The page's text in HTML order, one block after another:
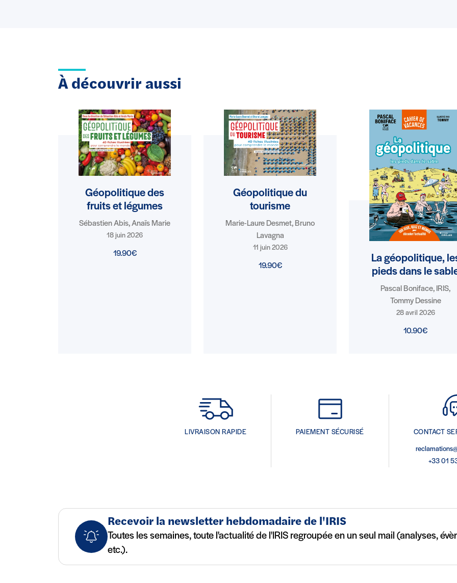
À découvrir aussi
Géopolitique des
fruits et légumes
Sébastien Abis, Anaïs Marie
18 juin 2026
19.90€
Géopolitique du
tourisme
Marie-Laure Desmet, Bruno
Lavagna
11 juin 2026
19.90€
La géopolitique,
pieds dans le
Pascal Boniface, IRIS,
Tommy Dessine
28 avril 2026
10.90€
LIVRAISON RAPIDE PAIEMENT SÉCURISÉ CONTACT
+33 01
Recevoir la newsletter hebdomadaire de l'IRIS
Toutes les semaines, toute l'actualité de l'IRIS regroupée en un seul mail (analyses,
etc.).